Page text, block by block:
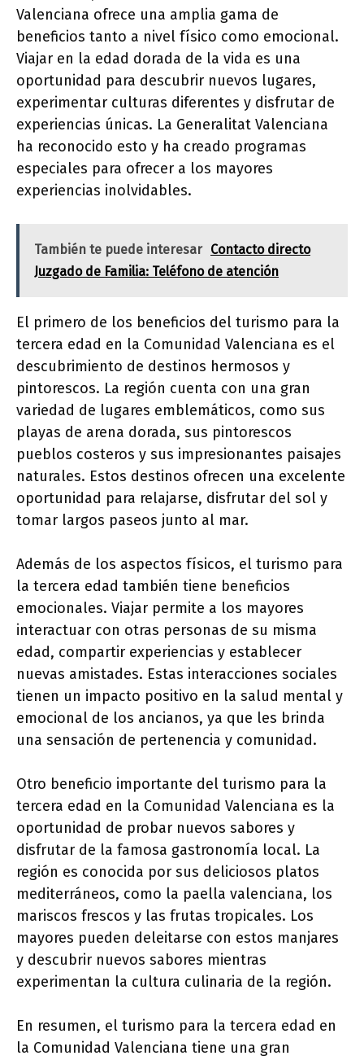
Valenciana ofrece una amplia gama de
beneficios tanto a nivel físico como emocional.
Viajar en la edad dorada de la vida es una
oportunidad para descubrir nuevos lugares,
experimentar culturas diferentes y disfrutar de
experiencias únicas. La Generalitat Valenciana
ha reconocido esto y ha creado programas
especiales para ofrecer a los mayores
experiencias inolvidables.
También te puede interesar Contacto directo
Juzgado de Familia: Teléfono de atención
El primero de los beneficios del turismo para la
tercera edad en la Comunidad Valenciana es el
descubrimiento de destinos hermosos y
pintorescos. La región cuenta con una gran
variedad de lugares emblemáticos, como sus
playas de arena dorada, sus pintorescos
pueblos costeros y sus impresionantes paisajes
naturales. Estos destinos ofrecen una excelente
oportunidad para relajarse, disfrutar del sol y
tomar largos paseos junto al mar.
Además de los aspectos físicos, el turismo para
la tercera edad también tiene beneficios
emocionales. Viajar permite a los mayores
interactuar con otras personas de su misma
edad, compartir experiencias y establecer
nuevas amistades. Estas interacciones sociales
tienen un impacto positivo en la salud mental y
emocional de los ancianos, ya que les brinda
una sensación de pertenencia y comunidad.
Otro beneficio importante del turismo para la
tercera edad en la Comunidad Valenciana es la
oportunidad de probar nuevos sabores y
disfrutar de la famosa gastronomía local. La
región es conocida por sus deliciosos platos
mediterráneos, como la paella valenciana, los
mariscos frescos y las frutas tropicales. Los
mayores pueden deleitarse con estos manjares
y descubrir nuevos sabores mientras
experimentan la cultura culinaria de la región.
En resumen, el turismo para la tercera edad en
la Comunidad Valenciana tiene una gran